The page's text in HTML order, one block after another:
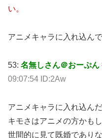
い。
アニメキャラに入れ込ん
53: 名無しさん＠おーぷん
09:07:54 ID:2Aw
アニメキャラに入れ込ん
キモさはアニメの方かもし
世間的に見て既婚であり